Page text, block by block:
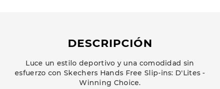
DESCRIPCIÓN
Luce un estilo deportivo y una comodidad sin
esfuerzo con Skechers Hands Free Slip-ins: D'Lites -
Winning Choice.